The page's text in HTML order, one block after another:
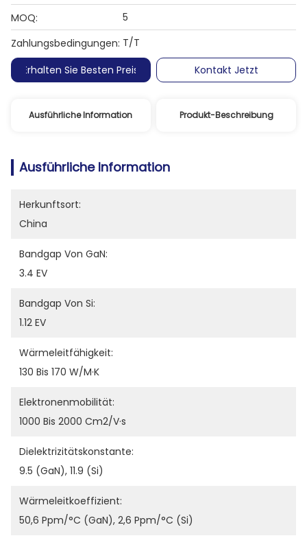
MOQ:
5
Zahlungsbedingungen: T/T
Erhalten Sie Besten Preis
Kontakt Jetzt
Ausführliche Information Produkt-Beschreibung
Ausführliche Information
Herkunftsort:
China
Bandgap Von GaN:
3.4 EV
Bandgap Von Si:
1.12 EV
Wärmeleitfähigkeit:
130 Bis 170 W/m·K
Elektronenmobilität:
1000 Bis 2000 Cm2/V·s
Dielektrizitätskonstante:
9.5 (GaN), 11.9 (Si)
Wärmeleitkoeffizient:
50,6 Ppm/°C (GaN), 2,6 Ppm/°C (Si)